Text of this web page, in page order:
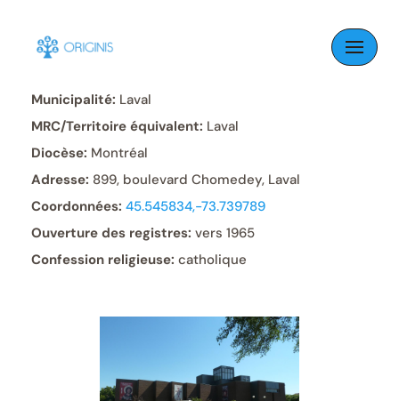
Skip
content
Municipalité: Laval
MRC/Territoire équivalent: Laval
Diocèse: Montréal
Adresse: 899, boulevard Chomedey, Laval
Coordonnées: 45.545834,-73.739789
Ouverture des registres: vers 1965
Confession religieuse: catholique